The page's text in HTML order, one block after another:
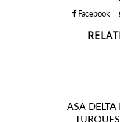
Facebook
ASA DELTA